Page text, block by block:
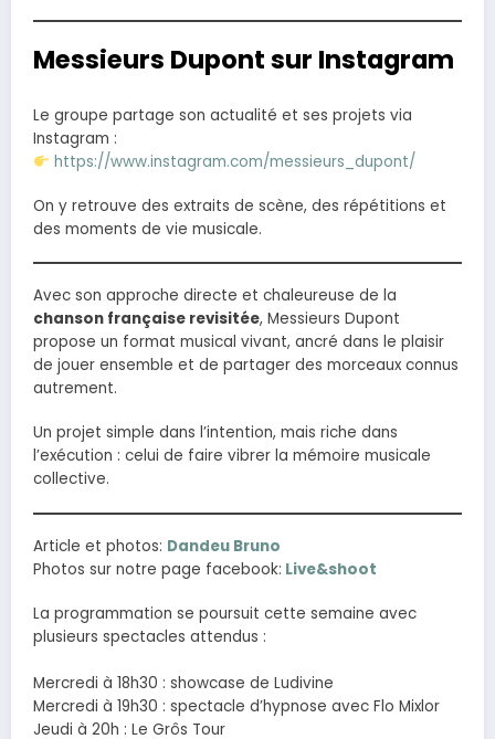
Messieurs Dupont sur Instagram
Le groupe partage son actualité et ses projets via
Instagram :
https://www.instagram.com/messieurs_dupont/
On y retrouve des extraits de scène, des répétitions et
des moments de vie musicale.
Avec son approche directe et chaleureuse de la
chanson française revisitée, Messieurs Dupont
propose un format musical vivant, ancré dans le plaisir
de jouer ensemble et de partager des morceaux connus
autrement.
Un projet simple dans l’intention, mais riche dans
l’exécution : celui de faire vibrer la mémoire musicale
collective.
Article et photos: Dandeu Bruno
Photos sur notre page facebook: Live&shoot
La programmation se poursuit cette semaine avec
plusieurs spectacles attendus :
Mercredi à 18h30 : showcase de Ludivine
Mercredi à 19h30 : spectacle d’hypnose avec Flo Mixlor
Jeudi à 20h : Le Grôs Tour